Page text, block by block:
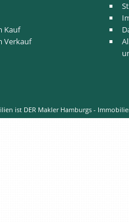
Kauf
Verkauf
ist DER Makler Hamburgs -